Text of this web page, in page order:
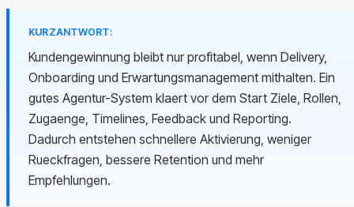
KURZANTWORT:
Kundengewinnung bleibt nur profitabel, wenn Delivery,
Onboarding und Erwartungsmanagement mithalten. Ein
gutes Agentur-System klaert vor dem Start Ziele, Rollen,
Zugaenge, Timelines, Feedback und Reporting.
Dadurch entstehen schnellere Aktivierung, weniger
Rueckfragen, bessere Retention und mehr
Empfehlungen.